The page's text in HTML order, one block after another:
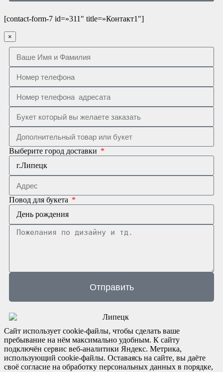
[contact-form-7 id=»311″ title=»Контакт1″]
×
Выберите город доставки
Повод для букета
Отправить
Сайт использует cookie-файлы, чтобы сделать ваше
пребывание на нём максимально удобным. К cайту
подключён сервис веб-аналитики Яндекс. Метрика,
использующий cookie-файлы. Оставаясь на сайте, вы даёте
своё согласие на обработку персональных данных в порядке,